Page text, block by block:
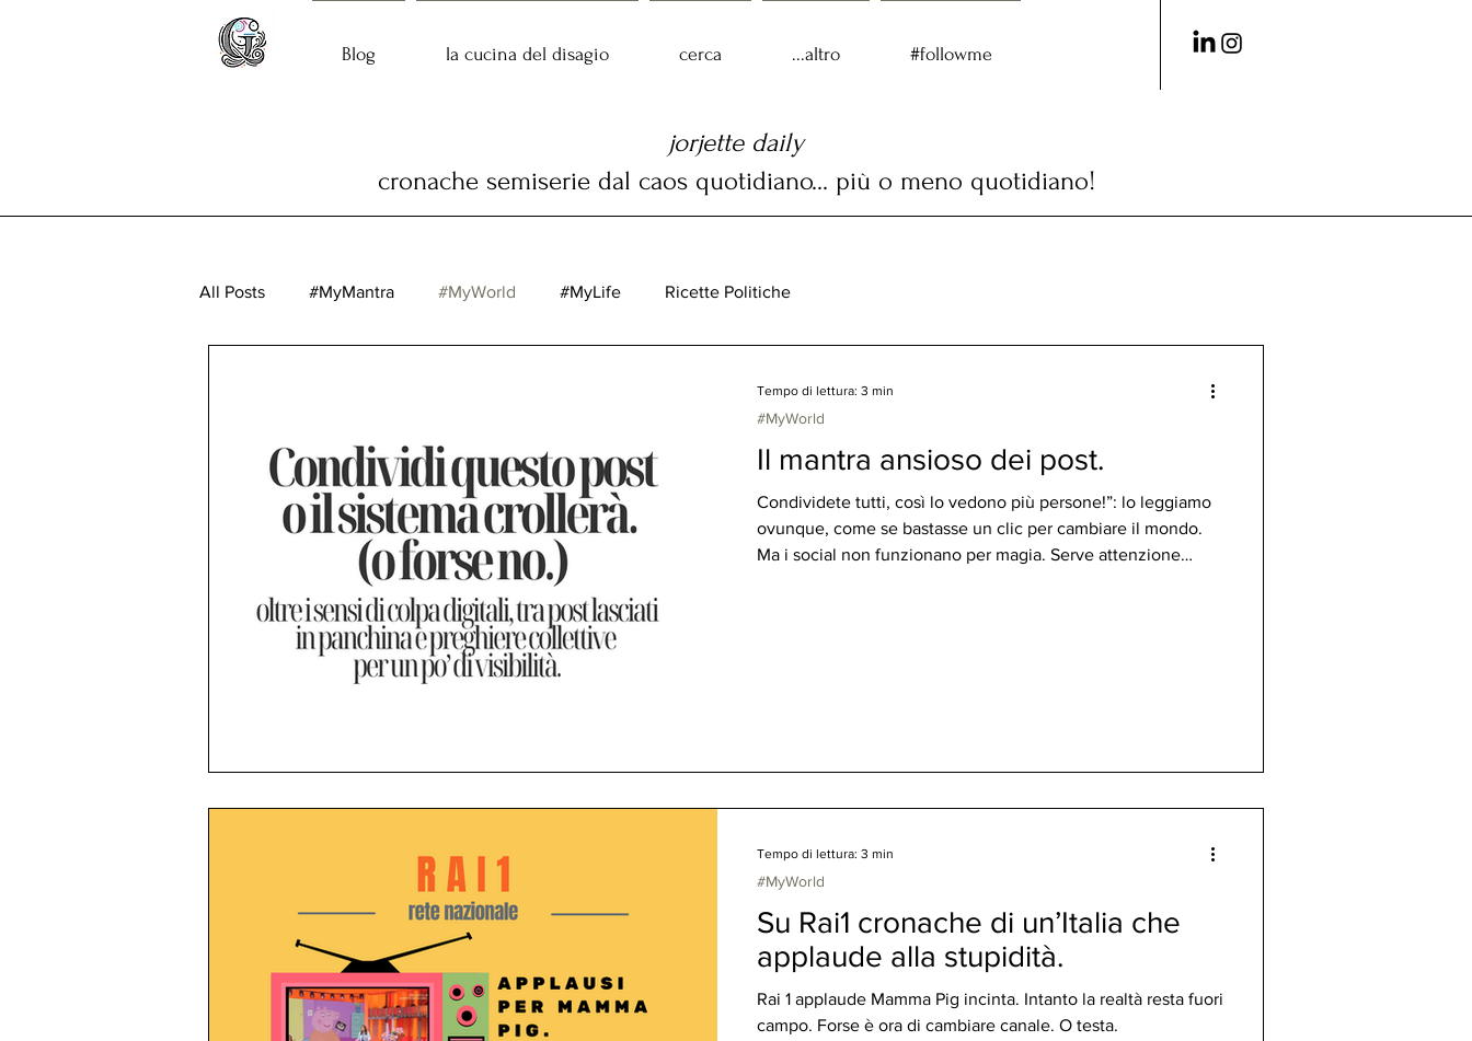
Blog la cucina del disagio cerca ...altro #followme
jorjette daily
cronache semiserie dal caos quotidiano... più o meno quotidiano!
All Posts #MyMantra #MyWorld #MyLife Ricette Politiche
Il mantra ansioso dei post.
Condividete tutti, così lo vedono più persone!”: lo leggiamo
ovunque, come se bastasse un clic per cambiare il mondo.
Ma i social non funzionano per magia. Serve attenzione
#MyWorld
Tempo di lettura: 3 min
Su Rai1 cronache di un’Italia che
applaude alla stupidità.
Rai 1 applaude Mamma Pig incinta. Intanto la realtà resta fuori
campo. Forse è ora di cambiare canale. O testa.
#MyWorld
Tempo di lettura: 3 min